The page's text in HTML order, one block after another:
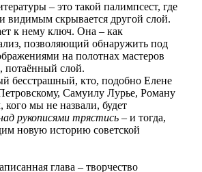
– это такой палимпсест, где
видимым скрывается другой слой.
к нему ключ. Она – как
позволяющий обнаружить под
на полотнах мастеров
потаённый слой.
бесстрашный, кто, подобно Елене
Самуилу Лурье, Роману
мы не назвали, будет
рукописями трястись – и тогда,
новую историю советской
глава – творчество